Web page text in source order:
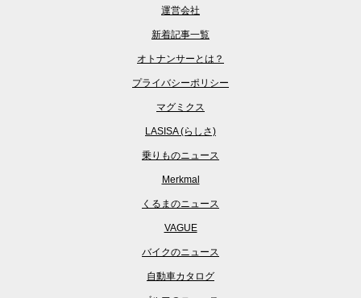
運営会社
新着記事一覧
オトナンサーとは？
プライバシーポリシー
マグミクス
LASISA (らしさ)
乗りものニュース
Merkmal
くるまのニュース
VAGUE
バイクのニュース
自動車カタログ